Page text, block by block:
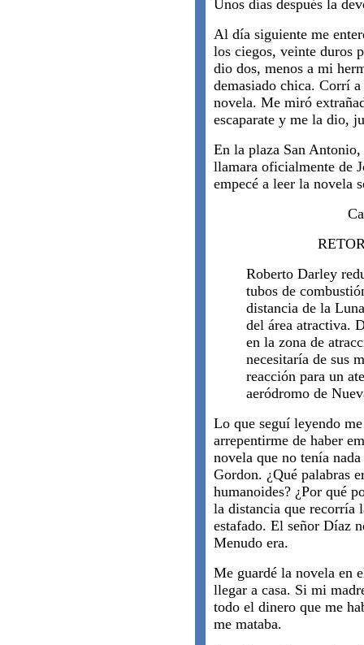
Unos días después la
Al día siguiente me
los ciegos, veinte duros
dio dos, menos a mi
demasiado chica. Corrí
novela. Me miró
escaparate y me la dio,
En la plaza San
llamara oficialmente de
empecé a leer la novela
Roberto Darley
tubos de
distancia de la
del área atractiva.
en la zona de
necesitaría de sus
reacción para un
aeródromo de
Lo que seguí leyendo
arrepentirme de haber
novela que no tenía
Gordon. ¿Qué palabras
humanoides? ¿Por qué
la distancia que recorría
estafado. El señor Díaz
Menudo era.
Me guardé la novela en
llegar a casa. Si mi
todo el dinero que me
me mataba.